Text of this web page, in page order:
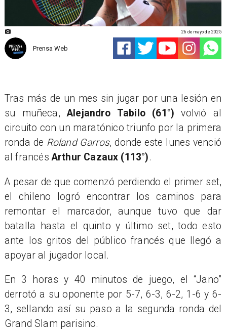
Prensa Web
26 de mayo de 2025
Tras más de un mes sin jugar por una lesión en
su muñeca,Alejandro Tabilo (61°) volvió al
circuito con un maratónico triunfo por la primera
ronda de Roland Garros, donde este lunes venció
al francésArthur Cazaux (113°).
A pesar de que comenzó perdiendo el primer set,
el chileno logró encontrar los caminos para
remontar el marcador, aunque tuvo que dar
batalla hasta el quinto y último set, todo esto
ante los gritos del público francés que llegó a
apoyar al jugador local.
En 3 horas y 40 minutos de juego, el “Jano”
derrotó a su oponente por 5-7, 6-3, 6-2, 1-6 y 6-
3, sellando así su paso a la segunda ronda del
Grand Slam parisino.